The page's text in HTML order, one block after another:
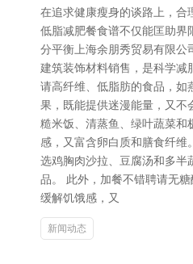
在追求健康瘦身的谈路上，合
低脂减肥餐食谱不仅能匡助界
分平衡上海余朋秀贸易有限公
建筑装饰材料销售，是科学减
请高纤维、低脂肪的食品，如
果，既能提供迷漫能量，又不
糙米饭、清蒸鱼、绿叶蔬菜和
感，又富含卵白质和膳食纤维
选鸡胸肉沙拉、豆腐汤和多半
品。 此外，加餐不错聘请无
缓解饥饿感，又
新闻动态